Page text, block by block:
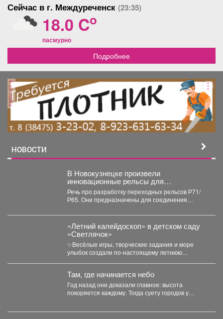
Сейчас в г. Междуреченск (23:35)
18.0 Co
пасмурно
Подробнее
реклама
НОВОСТИ
В Новокузнецке произвели
инновационные рельсы для
тяжеловесного движения
Речь про разработку переходных рельсов Р71/
Р65. Они предназначены для соединения
«Летний калейдоскоп» в детском саду
«Светлячок»
✨Весёлые игры, творческие задания и море
улыбок создали по-настоящему летнюю
Там, где начинается небо
Год назад они доказали главное: высота
покоряется каждому. Тогда суету городов у